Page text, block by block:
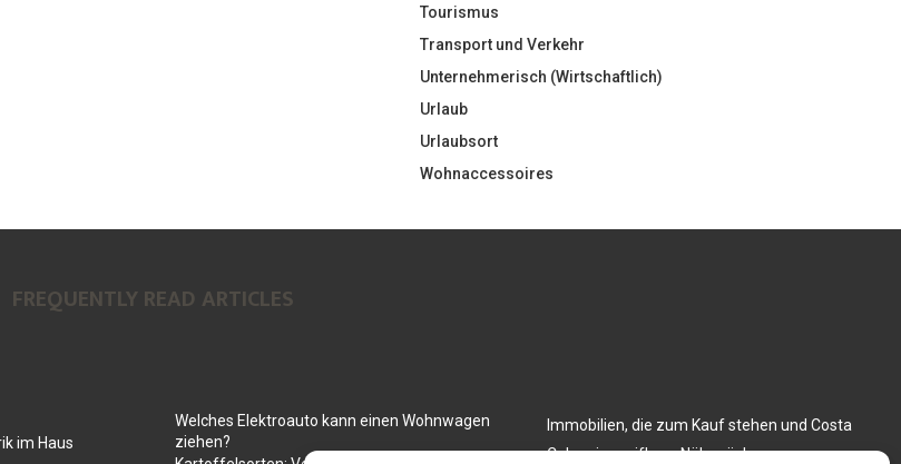
Tourismus
Transport und Verkehr
Unternehmerisch (Wirtschaftlich)
Urlaub
Urlaubsort
Wohnaccessoires
FREQUENTLY READ ARTICLES
im Haus
Welches Elektroauto kann einen Wohnwagen
ziehen?
Immobilien, die zum Kauf stehen und Costa
Calma in greifbare Nähe rücken